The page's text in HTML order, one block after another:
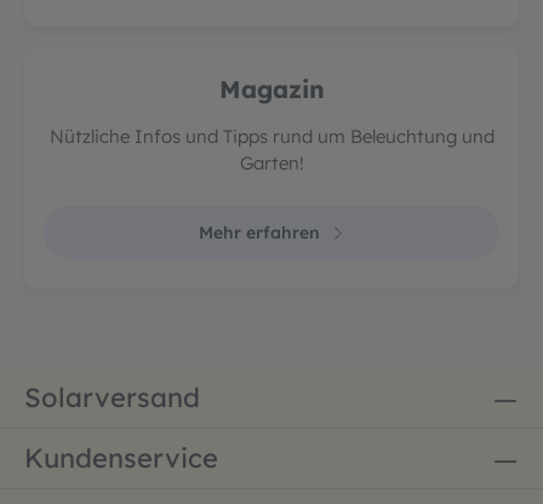
Magazin
Nützliche Infos und Tipps rund um Beleuchtung und
Garten!
Mehr erfahren
Solarversand
Kundenservice